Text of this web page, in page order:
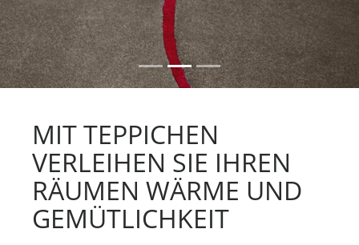
o
r
h
e
MIT TEPPICHEN
VERLEIHEN SIE IHREN
RÄUMEN WÄRME UND
GEMÜTLICHKEIT